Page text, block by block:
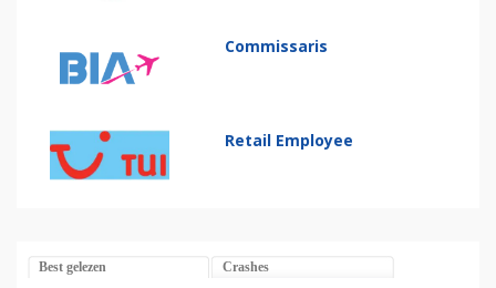
Commissaris
Retail Employee
Best gelezen Crashes